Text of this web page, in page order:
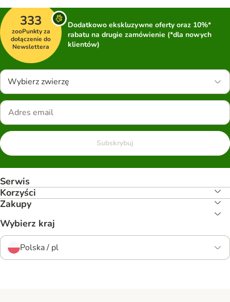
333
zooPunkty za
dołączenie do
Newslettera
Dodatkowo ekskluzywne oferty oraz 10%*
rabatu na drugie zamówienie (*dla nowych
klientów)
Wybierz zwierzę
Subskrybuj
Serwis
Korzyści
Zakupy
Wybierz kraj
Polska / pl